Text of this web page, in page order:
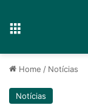
Home / Notícias
Notícias